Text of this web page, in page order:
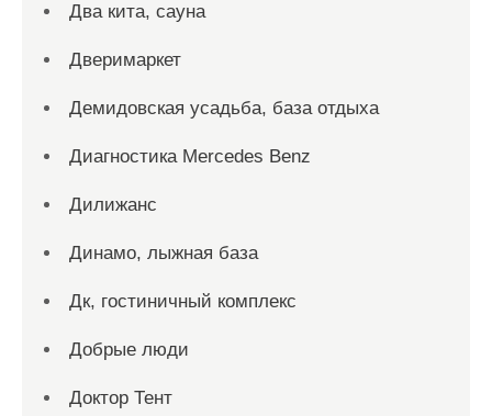
Два кита, сауна
Дверимаркет
Демидовская усадьба, база отдыха
Диагностика Mercedes Benz
Дилижанс
Динамо, лыжная база
Дк, гостиничный комплекс
Добрые люди
Доктор Тент